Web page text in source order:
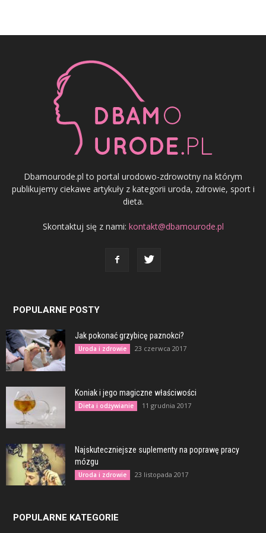
Dbamourode.pl to portal urodowo-zdrowotny na którym
publikujemy ciekawe artykuły z kategorii uroda, zdrowie, sport i
dieta.
Skontaktuj się z nami: kontakt@dbamourode.pl
POPULARNE POSTY
Jak pokonać grzybicę paznokci?
Uroda i zdrowie 23 czerwca 2017
Koniak i jego magiczne właściwości
Dieta i odżywianie 11 grudnia 2017
Najskuteczniejsze suplementy na poprawę pracy
mózgu
Uroda i zdrowie 23 listopada 2017
POPULARNE KATEGORIE